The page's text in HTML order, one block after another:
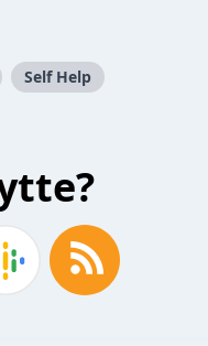
Self Help